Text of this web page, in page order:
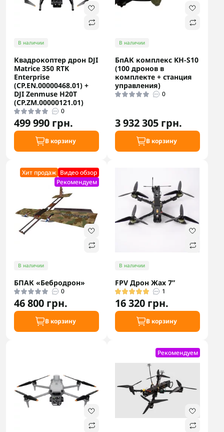
В наличии
Квадрокоптер дрон DJI
Matrice 350 RTK
Enterprise
(CP.EN.00000468.01) +
DJI Zenmuse H20T
(CP.ZM.00000121.01)
0
499 990 грн.
В корзину
В наличии
БпАК комплекс KH-S10
(100 дронов в
комплекте + станция
управления)
0
3 932 305 грн.
В корзину
Хит продаж Видео обзор
Рекомендуем
В наличии
БПАК «Бебродрон»
0
46 800 грн.
В корзину
В наличии
FPV Дрон Жах 7”
1
16 320 грн.
В корзину
Рекомендуем